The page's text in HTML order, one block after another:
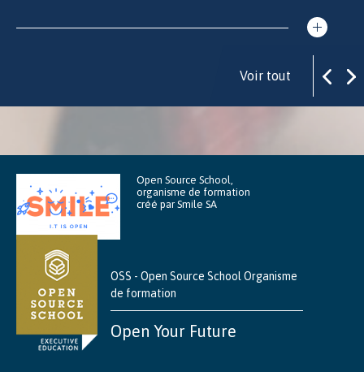
Voir tout
Open Source School,
organisme de formation
créé par Smile SA
OSS - Open Source School Organisme
de formation
Open Your Future